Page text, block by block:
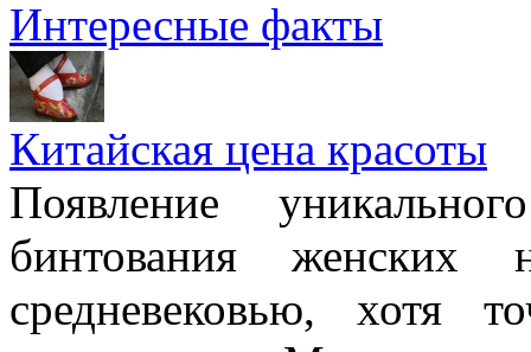
Интересные факты
Китайская цена красоты
Появление
бинтования женских
средневековью, хотя